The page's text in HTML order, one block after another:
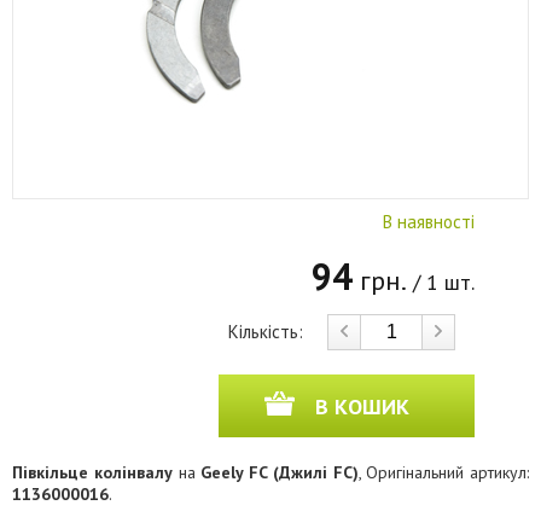
В наявності
94 грн. / 1 шт.
Кількість:
В КОШИК
Півкільце колінвалуна Geely FC (Джилі FC), Оригінальний артикул:
1136000016.